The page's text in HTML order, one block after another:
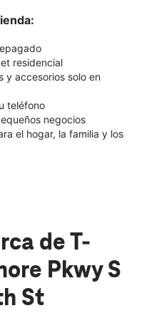
residencial
y accesorios solo en
teléfono
negocios
el hogar, la familia y los
de T-
Pkwy S
St